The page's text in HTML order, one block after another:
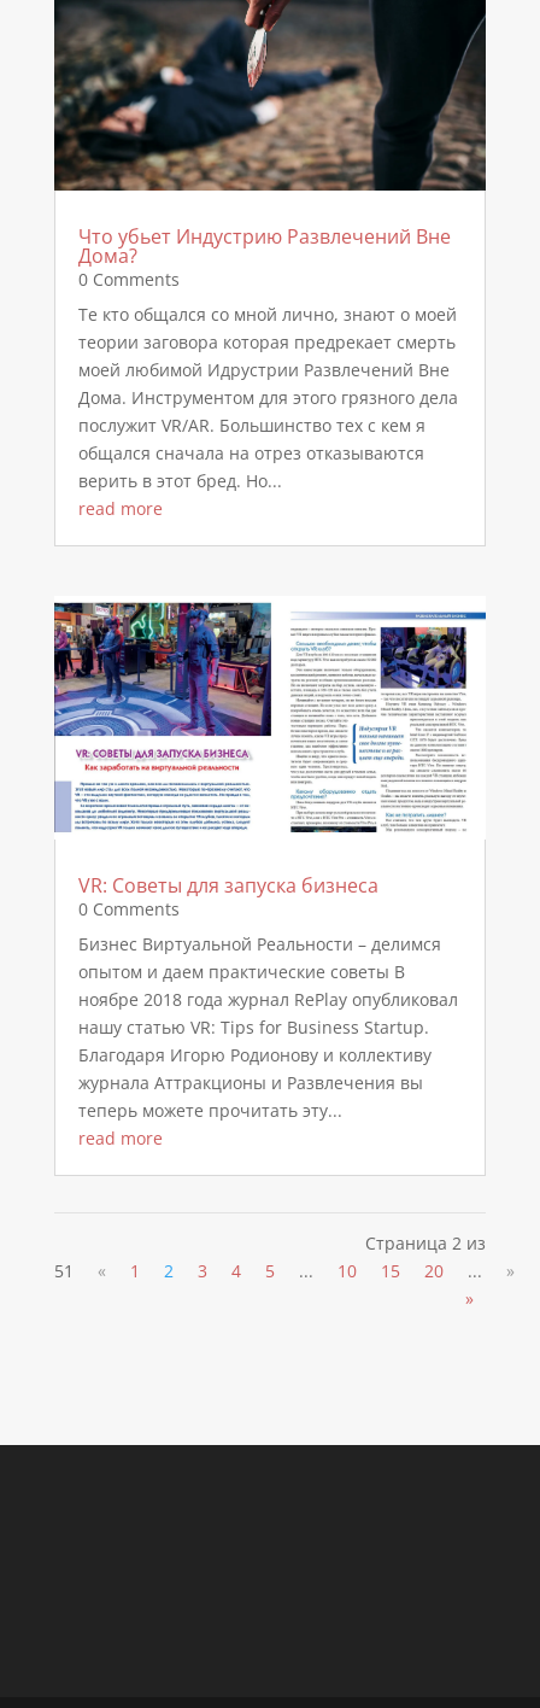
Что убьет Индустрию Развлечений Вне
Дома?
0 Comments
Те кто общался со мной лично, знают о моей
теории заговора которая предрекает смерть
моей любимой Идрустрии Развлечений Вне
Дома. Инструментом для этого грязного дела
послужит VR/AR. Большинство тех с кем я
общался сначала на отрез отказываются
верить в этот бред. Но...
read more
VR: Советы для запуска бизнеса
0 Comments
Бизнес Виртуальной Реальности – делимся
опытом и даем практические советы В
ноябре 2018 года журнал RePlay опубликовал
нашу статью VR: Tips for Business Startup.
Благодаря Игорю Родионову и коллективу
журнала Аттракционы и Развлечения вы
теперь можете прочитать эту...
read more
Страница 2 из
51
« 1 2 3 4 5 ... 10 15 20 ... »
»